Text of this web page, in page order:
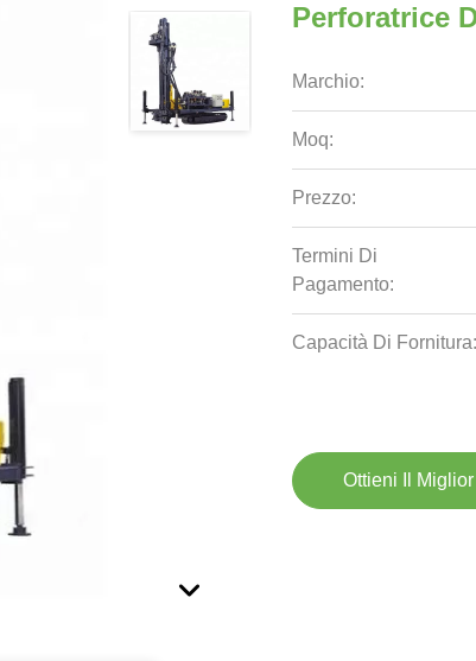
Perforatrice
Marchio:
Moq:
Prezzo:
Termini Di
Pagamento:
Capacità Di Fornitura:
Ottieni Il